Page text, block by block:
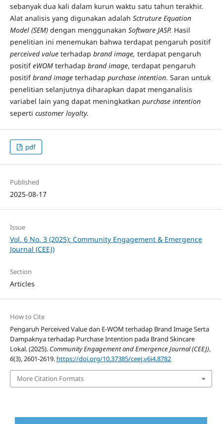
sebanyak dua kali dalam kurun waktu satu tahun terakhir.
Alat analisis yang digunakan adalah Sctruture Equation
Model (SEM)dengan menggunakan Software JASP. Hasil
penelitian ini menemukan bahwa terdapat pengaruh positif
perceived valueterhadap brand image, terdapat pengaruh
positifeWOMterhadap brand image, terdapat pengaruh
positifbrand imageterhadap purchase intention. Saran untuk
penelitian selanjutnya diharapkan dapat menganalisis
variabel lain yang dapat meningkatkan purchase intention
seperti customer loyalty.
pdf
Published
2025-08-17
Issue
Vol. 6 No. 3 (2025): Community Engagement & Emergence
Journal (CEEJ)
Section
Articles
How to Cite
Pengaruh Perceived Value dan E-WOM terhadap Brand Image Serta
Dampaknya terhadap Purchase Intention pada Brand Skincare
Lokal. (2025). Community Engagement and Emergence Journal (CEEJ),
6(3), 2601-2619. https://doi.org/10.37385/ceej.v6i4.8782
More Citation Formats